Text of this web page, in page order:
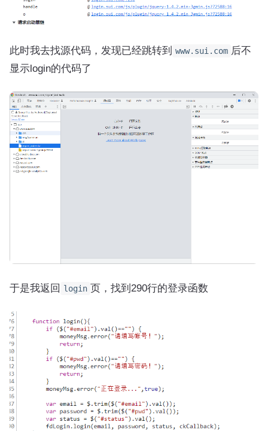
此时我去找源代码，发现已经跳转到 www.sui.com 后不
显示login的代码了
于是我返回 login 页，找到290行的登录函数